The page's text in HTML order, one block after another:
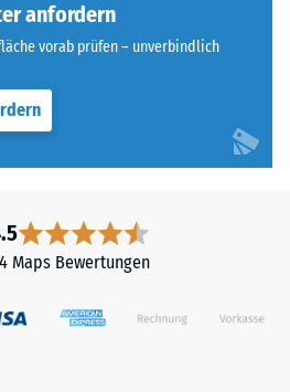
anfordern
vorab prüfen – unverbindlich
Maps Bewertungen